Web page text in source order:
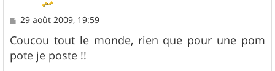
M
s
s
a
29 août 2009, 19:59
Coucou tout le monde, rien que pour une pom
pote je poste !!